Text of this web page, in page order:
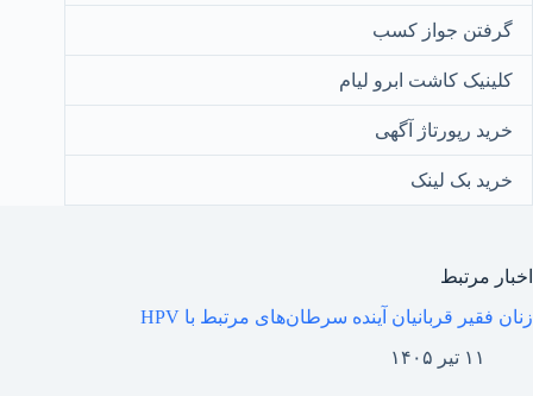
گرفتن جواز کسب
کلینیک کاشت ابرو لیام
خرید رپورتاژ آگهی
خرید بک لینک
اخبار مرتبط
زنان فقیر قربانیان آینده سرطان‌های مرتبط با HPV
۱۱ تیر ۱۴۰۵